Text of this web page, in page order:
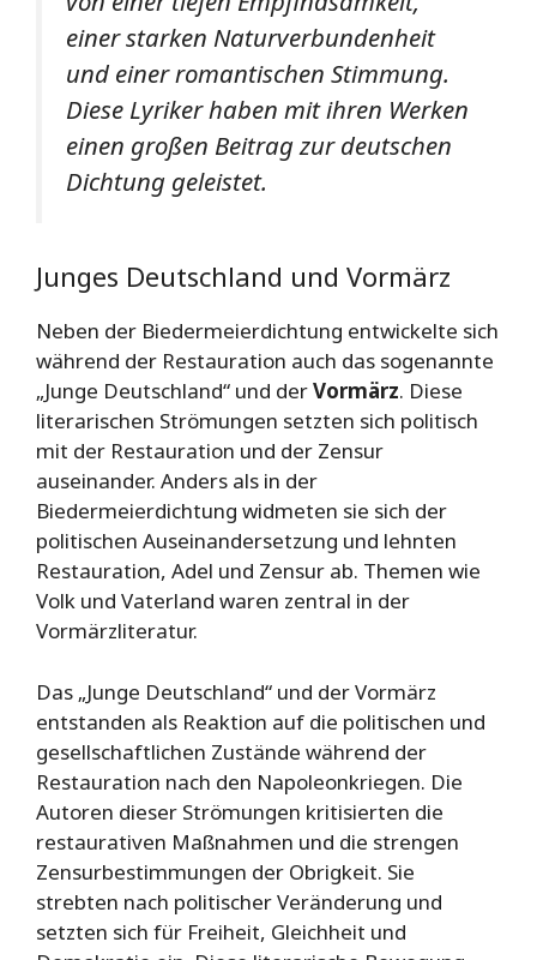
einer starken Naturverbundenheit
und einer romantischen Stimmung.
Diese Lyriker haben mit ihren Werken
einen großen Beitrag zur deutschen
Dichtung geleistet.
Junges Deutschland und Vormärz
Neben der Biedermeierdichtung entwickelte sich
während der Restauration auch das sogenannte
„Junge Deutschland“ und derVormärz. Diese
literarischen Strömungen setzten sich politisch
mit der Restauration und der Zensur
auseinander. Anders als in der
Biedermeierdichtung widmeten sie sich der
politischen Auseinandersetzung und lehnten
Restauration, Adel und Zensur ab. Themen wie
Volk und Vaterland waren zentral in der
Vormärzliteratur.
Das „Junge Deutschland“ und der Vormärz
entstanden als Reaktion auf die politischen und
gesellschaftlichen Zustände während der
Restauration nach den Napoleonkriegen. Die
Autoren dieser Strömungen kritisierten die
restaurativen Maßnahmen und die strengen
Zensurbestimmungen der Obrigkeit. Sie
strebten nach politischer Veränderung und
setzten sich für Freiheit, Gleichheit und